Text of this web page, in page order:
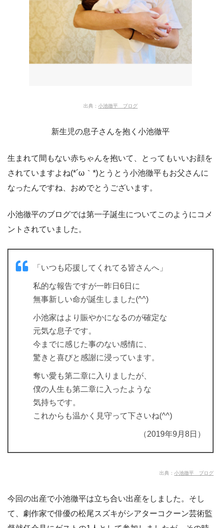
出典： 小池徹平 ブログ
新生児の息子さんを抱く小池徹平
生まれて間もない赤ちゃんを抱いて、とってもいいお顔を
されていますよね(*´ω｀*)とうとう小池徹平もお父さんに
なったんですね、おめでとうございます。
小池徹平のブログでは第一子誕生についてこのようにコメ
ントされていました。
「いつも応援してくれてる皆さんへ」
私的な報告ですが一昨日6日に
無事新しい命が誕生しました(^^)
小池家はより賑やかになるのが確定な
元気な息子です。
今までに感じた事のない感情に、
驚きと喜びと感謝に浸っています。
奪い愛も第二章に入りましたが、
僕の人生も第二章に入ったような
気持ちです。
これからも温かく見守って下さいね(^^)
（2019年9月8日）
出典： 小池徹平 ブログ
今回の出産で小池徹平は立ち合い出産をしました。そし
て、劇作家で俳優の松尾スズキがシアターコクーン芸術監